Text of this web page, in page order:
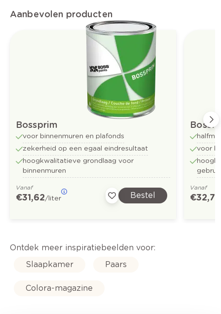
Aanbevolen producten
Bossprim
voor binnenmuren en plafonds
zekerheid op een egaal eindresultaat
hoogkwalitatieve grondlaag voor
binnenmuren
Vanaf
€ 31,62/liter Bestel
voor
Vanaf
€ 32,73
Ontdek meer inspiratiebeelden voor:
Slaapkamer
Paars
Colora-magazine